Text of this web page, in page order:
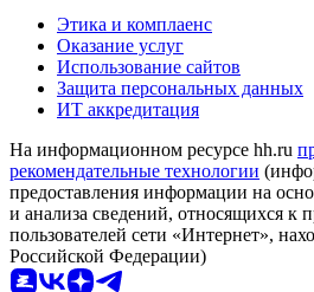
Этика и комплаенс
Оказание услуг
Использование сайтов
Защита персональных данных
ИТ аккредитация
На информационном ресурсе hh.ru
рекомендательные технологии
предоставления информации на
и анализа сведений, относящихся к
пользователей сети «Интернет»,
Российской Федерации)